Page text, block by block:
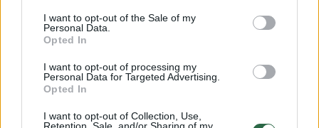
I want to opt-out of the Sale of my
Personal Data.
Opted In
I want to opt-out of processing my
Personal Data for Targeted Advertising.
Opted In
I want to opt-out of Collection, Use,
siūlomus gaminius patys marinuoja vietoje
pagal kruopščiai atrinktus ir laiko patikrintus
šoninę, kvapnius sparnelius, burnoje
tirpstančius šonkauliukus. Jie šį savaitgalį „Iki“
ir pigesni – sutaupysite 20 proc.“, – atkreipia